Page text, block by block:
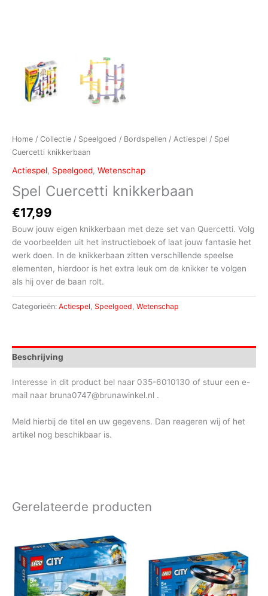
Home / Collectie / Speelgoed / Bordspellen / Actiespel / Spel
Cuercetti knikkerbaan
Actiespel, Speelgoed, Wetenschap
Spel Cuercetti knikkerbaan
€17,99
Bouw jouw eigen knikkerbaan met deze set van Quercetti. Volg
de voorbeelden uit het instructieboek of laat jouw fantasie het
werk doen. In de knikkerbaan zitten verschillende speelse
elementen, hierdoor is het extra leuk om de knikker te volgen
als hij over de baan rolt.
Categorieën: Actiespel, Speelgoed, Wetenschap
Beschrijving
Interesse in dit product bel naar 035-6010130 of stuur een e-
mail naar bruna0747@brunawinkel.nl .
Meld hierbij de titel en uw gegevens. Dan reageren wij of het
artikel nog beschikbaar is.
Gerelateerde producten